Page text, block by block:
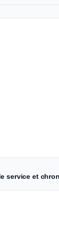
service et